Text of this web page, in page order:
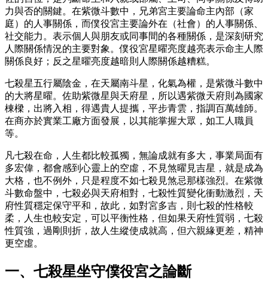
力與否的關鍵。在紫微斗數中，兄弟宮主要論命主內部（家
庭）的人事關係，而僕役宮主要論外在（社會）的人事關係、
社交能力。表示個人與朋友或同事間的各種關係，是深刻研究
人際關係情況的主要對象。僕役宮星曜亮度越亮表示命主人際
關係良好；反之星曜亮度越暗則人際關係越糟糕。
七殺星五行屬陰金，在天屬南斗星，化氣為權，是紫微斗數中
的大將星曜。佐助紫微星與天府星，所以遇紫微天府則為國家
棟樑，出將入相，得遇貴人提攜，平步青雲，指調百萬雄師。
在商亦於實業工廠方面發展，以其能掌握大眾，如工人職員
等。
凡七殺在命，人生都比較孤獨，無論成就有多大，事業局面有
多宏偉，都會感到心靈上的空虛，不見煞曜見吉星，就是成為
大格，也不例外，只是程度不如七殺見煞忌那樣強烈。在紫微
斗數命盤中，七殺必與天府相對，七殺性質變化衝動激烈，天
府性質穩定保守平和，故此，如對宮多吉，則七殺的性格較
柔，人生也較安定，可以平衡性格，但如果天府性質弱，七殺
性質強，過剛則折，故人生縱使成就高，但六親緣更差，精神
更空虛。
一、七殺星坐守僕役宮之論斷